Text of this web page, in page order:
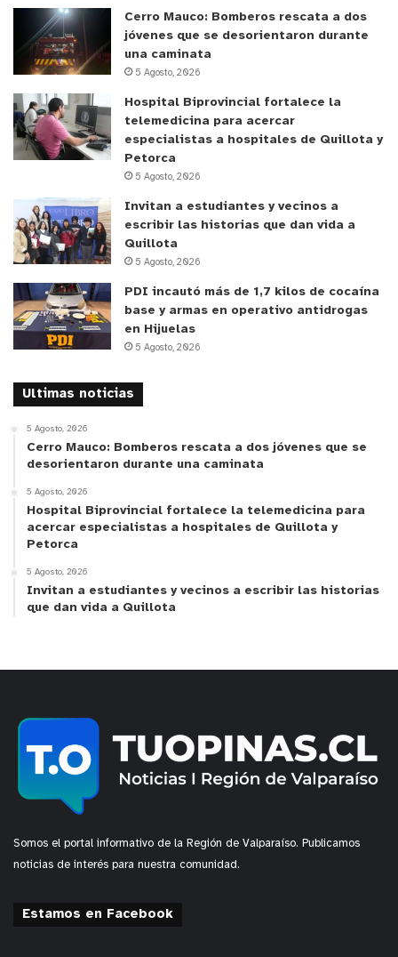
mascota. Tener un animal implica tiempo, cuidados
y compromiso”, indicó.
La veterinaria recordó que adoptar no debe
depender solo de la apariencia del animal, sino
también de su energía, temperamento y
compatibilidad con la familia. “Estamos hablando
de relaciones que pueden durar entre 12 y 20 años.
Por eso la adopción debe ser una decisión donde
participen tanto el corazón como la razón”,
sostuvo.
Finalmente, Lagos destacó el rol de las mascotas
en el bienestar emocional, al favorecer rutinas,
actividad física y compañía, especialmente en
Cerro Mauco: Bomberos rescata a dos
jóvenes que se desorientaron durante
una caminata
5 Agosto, 2026
Hospital Biprovincial fortalece la
telemedicina para acercar
especialistas a hospitales de Quillota y
Petorca
5 Agosto, 2026
Invitan a estudiantes y vecinos a
escribir las historias que dan vida a
Quillota
5 Agosto, 2026
PDI incautó más de 1,7 kilos de cocaína
base y armas en operativo antidrogas
en Hijuelas
5 Agosto, 2026
Ultimas noticias
5 Agosto, 2026
Cerro Mauco: Bomberos rescata a dos jóvenes que se
desorientaron durante una caminata
5 Agosto, 2026
Hospital Biprovincial fortalece la telemedicina para
acercar especialistas a hospitales de Quillota y
Petorca
5 Agosto, 2026
Invitan a estudiantes y vecinos a escribir las historias
que dan vida a Quillota
Somos el portal informativo de la Región de Valparaíso. Publicamos
noticias de interés para nuestra comunidad.
Estamos en Facebook